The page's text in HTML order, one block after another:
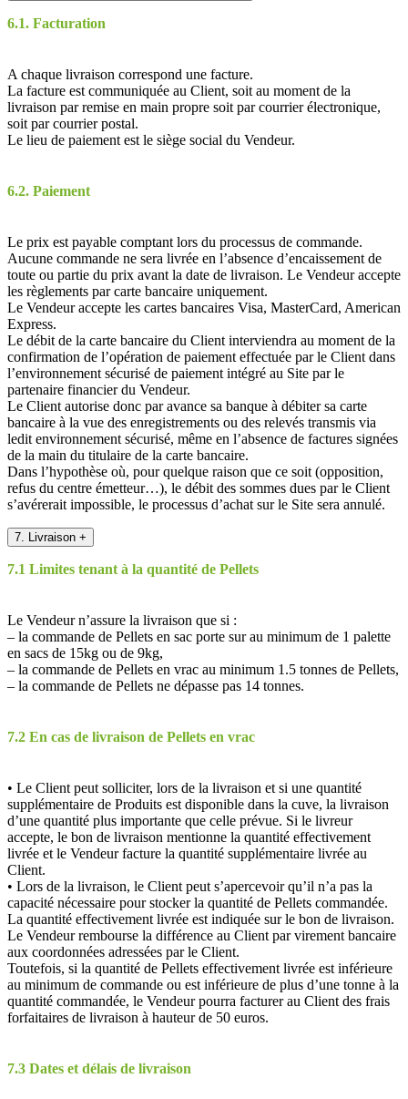
6.1. Facturation
A chaque livraison correspond une facture.
La facture est communiquée au Client, soit au moment de la
livraison par remise en main propre soit par courrier électronique,
soit par courrier postal.
Le lieu de paiement est le siège social du Vendeur.
6.2. Paiement
Le prix est payable comptant lors du processus de commande.
Aucune commande ne sera livrée en l’absence d’encaissement de
toute ou partie du prix avant la date de livraison. Le Vendeur accepte
les règlements par carte bancaire uniquement.
Le Vendeur accepte les cartes bancaires Visa, MasterCard, American
Express.
Le débit de la carte bancaire du Client interviendra au moment de la
confirmation de l’opération de paiement effectuée par le Client dans
l’environnement sécurisé de paiement intégré au Site par le
partenaire financier du Vendeur.
Le Client autorise donc par avance sa banque à débiter sa carte
bancaire à la vue des enregistrements ou des relevés transmis via
ledit environnement sécurisé, même en l’absence de factures signées
de la main du titulaire de la carte bancaire.
Dans l’hypothèse où, pour quelque raison que ce soit (opposition,
refus du centre émetteur…), le débit des sommes dues par le Client
s’avérerait impossible, le processus d’achat sur le Site sera annulé.
7. Livraison +
7.1 Limites tenant à la quantité de Pellets
Le Vendeur n’assure la livraison que si :
– la commande de Pellets en sac porte sur au minimum de 1 palette
en sacs de 15kg ou de 9kg,
– la commande de Pellets en vrac au minimum 1.5 tonnes de Pellets,
– la commande de Pellets ne dépasse pas 14 tonnes.
7.2 En cas de livraison de Pellets en vrac
• Le Client peut solliciter, lors de la livraison et si une quantité
supplémentaire de Produits est disponible dans la cuve, la livraison
d’une quantité plus importante que celle prévue. Si le livreur
accepte, le bon de livraison mentionne la quantité effectivement
livrée et le Vendeur facture la quantité supplémentaire livrée au
Client.
• Lors de la livraison, le Client peut s’apercevoir qu’il n’a pas la
capacité nécessaire pour stocker la quantité de Pellets commandée.
La quantité effectivement livrée est indiquée sur le bon de livraison.
Le Vendeur rembourse la différence au Client par virement bancaire
aux coordonnées adressées par le Client.
Toutefois, si la quantité de Pellets effectivement livrée est inférieure
au minimum de commande ou est inférieure de plus d’une tonne à la
quantité commandée, le Vendeur pourra facturer au Client des frais
forfaitaires de livraison à hauteur de 50 euros.
7.3 Dates et délais de livraison